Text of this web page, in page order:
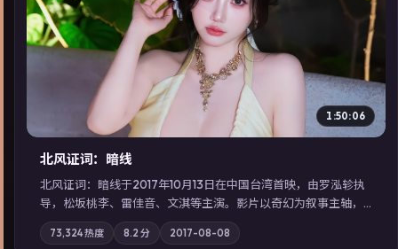
▶
1:50:06
北风证词：暗线
北风证词：暗线于2017年10月13日在中国台湾首映，由罗泓轸执
导，松坂桃李、雷佳音、文淇等主演。影片以奇幻为叙事主轴，
旧案重提，真相与谎言在同一条时间线上交锋；摄影与配乐强化
地域气质；站内亦可通过「国产免费观看高清电视剧在线看」延
73,324热度 8.2 分 2017-08-08